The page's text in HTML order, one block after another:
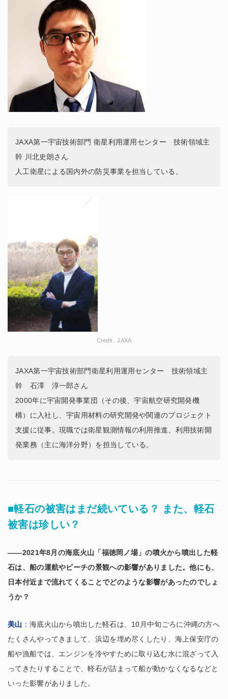
JAXA第一宇宙技術部門 衛星利用運用センター 技術領域主
幹 川北史朗さん
人工衛星による国内外の防災事業を担当している。
Credit : JAXA
JAXA第一宇宙技術部門衛星利用運用センター 技術領域主
幹 石澤 淳一郎さん
2000年に宇宙開発事業団（その後、宇宙航空研究開発機
構）に入社し、宇宙用材料の研究開発や関連のプロジェクト
支援に従事。現職では衛星観測情報の利用推進、利用技術開
発業務（主に海洋分野）を担当している。
■軽石の被害はまだ続いている？ また、軽石
被害は珍しい？
――2021年8月の海底火山「福徳岡ノ場」の噴火から噴出した軽
石は、船の運航やビーチの景観への影響がありました。他にも、
日本付近まで流れてくることでどのような影響があったのでしょ
うか？
美山 ：海底火山から噴出した軽石は、10月中旬ごろに沖縄の方へ
たくさんやってきまして、浜辺を埋め尽くしたり、海上保安庁の
船や漁船では、エンジンを冷やすために取り込む水に混ざって入
ってきたりすることで、軽石が詰まって船が動かなくなるなどと
いった影響がありました。